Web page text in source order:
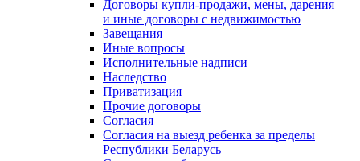
Договоры купли-продажи, мены, дарения
и иные договоры с недвижимостью
Завещания
Иные вопросы
Исполнительные надписи
Наследство
Приватизация
Прочие договоры
Согласия
Согласия на выезд ребенка за пределы
Республики Беларусь